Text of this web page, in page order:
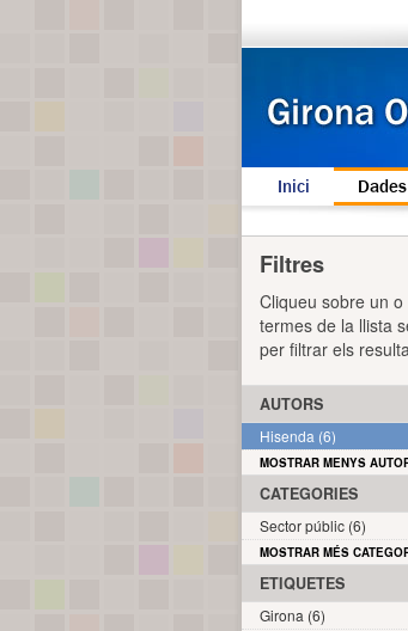
Inici Dades
Filtres
Cliqueu sobre un o
termes de la llista
per filtrar els
AUTORS
Hisenda (6)
MOSTRAR MENYS
CATEGORIES
Sector públic (6)
MOSTRAR MÉS
ETIQUETES
Girona (6)